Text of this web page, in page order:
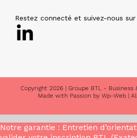
Restez connecté et suivez-nous sur
Copyright 2026 | Groupe BTL - Business
Made with Passion by Wp-Web|
Notre garantie : Entretien